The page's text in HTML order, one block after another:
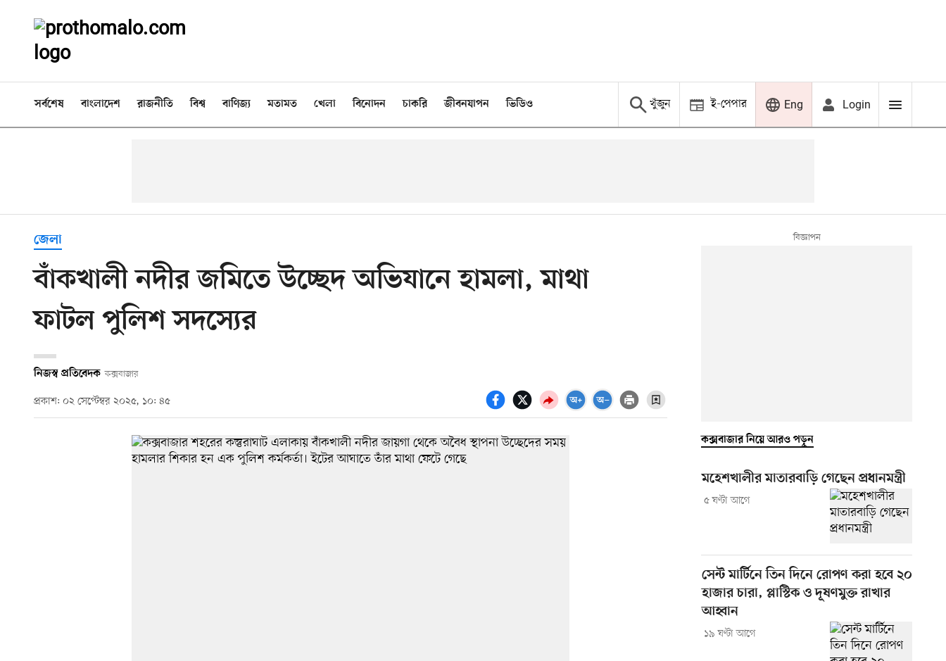
সর্বশেষ বাংলাদেশ রাজনীতি বিশ্ব বাণিজ্য মতামত খেলা বিনোদন চাকরি জীবনযাপন ভিডিও খুঁজুন ই-পেপার Eng Login
জেলা
বাঁকখালী নদীর জমিতে উচ্ছেদ অভিযানে হামলা, মাথা
ফাটল পুলিশ সদস্যের
নিজস্ব প্রতিবেদক কক্সবাজার
প্রকাশ: ০২ সেপ্টেম্বর ২০২৫, ১০: ৪৫
কক্সবাজার নিয়ে আরও পড়ুন
মহেশখালীর মাতারবাড়ি গেছেন প্রধানমন্ত্রী
৫ ঘণ্টা আগে
সেন্ট মার্টিনে তিন দিনে রোপণ করা হবে ২০
হাজার চারা, প্লাস্টিক ও দূষণমুক্ত রাখার
আহ্বান
১৯ ঘণ্টা আগে